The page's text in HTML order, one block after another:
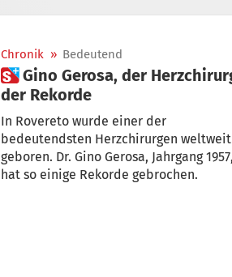
Chronik » Bedeutend
 Gino Gerosa, der Herzchirurg
der Rekorde
In Rovereto wurde einer der
bedeutendsten Herzchirurgen weltweit
geboren. Dr. Gino Gerosa, Jahrgang 1957,
hat so einige Rekorde gebrochen.